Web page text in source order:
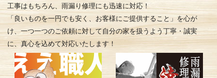
工事はもちろん、雨漏り修理にも迅速に対応！
「良いものを一円でも安く、お客様にご提供すること」を心が
け、一つ一つのご依頼に対して自分の家を扱うよう丁寧・誠実
に、真心を込めて対応いたします！